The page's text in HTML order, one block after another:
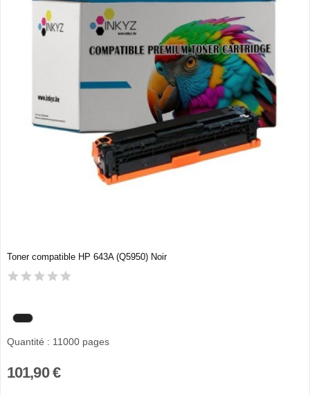
Toner compatible HP 643A (Q5950) Noir
Quantité : 11000 pages
101,90 €